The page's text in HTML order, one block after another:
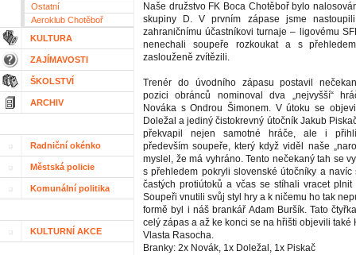
Ostatní
Aeroklub Chotěboř
KULTURA
ZAJÍMAVOSTI
ŠKOLSTVÍ
ARCHIV
Radniční okénko
Městská policie
Komunální politika
KULTURNÍ AKCE
Naše družstvo FK Boca Chotěboř bylo
skupiny D. V prvním zápase jsme
zahraničnímu účastníkovi turnaje – ligovému
nenechali soupeře rozkoukat a s
zaslouženě zvítězili.
Trenér do úvodního zápasu postavil
pozici obránců nominoval dva „nejvyšší“
Nováka s Ondrou Šimonem. V útoku se
Doležal a jediný čistokrevný útočník Jakub
překvapil nejen samotné hráče, ale i
především soupeře, který když viděl naše
myslel, že má vyhráno. Tento nečekaný tah se
s přehledem pokryli slovenské útočníky a navíc
častých protiútoků a včas se stíhali vracet plnit
Soupeři vnutili svůj styl hry a k ničemu ho tak
formě byl i náš brankář Adam Buršík. Tato
celý zápas a až ke konci se na hřišti objevili také
Vlasta Rasocha.
Branky: 2x Novák, 1x Doležal, 1x Piskač